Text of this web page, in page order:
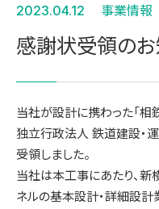
2023.04.12 事業情報
感謝状受領の
当社が設計に携わった「相
独立行政法人 鉄道建設・
受領しました。
当社は本工事にあたり、
ネルの基本設計・詳細設計